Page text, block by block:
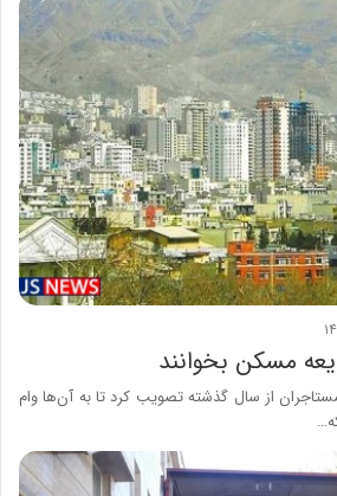
مسکن بخوانند
از سال گذشته تصویب کرد تا به آن‌ها وام